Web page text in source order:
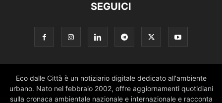
SEGUICI
Eco dalle Città è un notiziario digitale dedicato all'ambiente
urbano. Nato nel febbraio 2002, offre aggiornamenti quotidiani
sulla cronaca ambientale nazionale e internazionale e racconta